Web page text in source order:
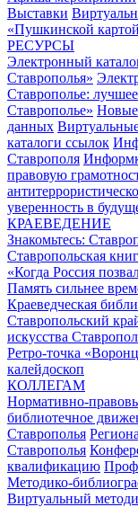
Выставки
«Пушкинской
РЕСУРСЫ
Электронный
Ставрополья»
Ставрополье: лучшее
Ставрополье» Новые
данных
каталоги ссылок
Ставрополя
правовую
уверенность в
КРАЕВЕДЕНИЕ
Знакомьтесь:
Ставропольская
«Когда Россия
Память сильнее
Краеведческая
Ставропольский
искусства
Ретро-точка
калейдоскоп
КОЛЛЕГАМ
Нормативно-
библиотечное
Ставрополья
Ставрополья
квалификацию
Методико-
Виртуальный